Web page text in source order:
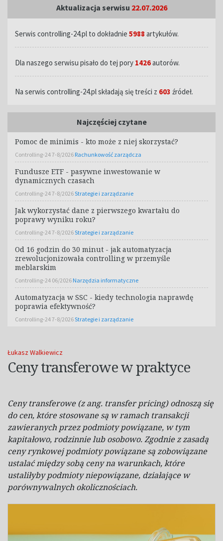
Łukasz Walkiewicz
Ceny transferowe w praktyce
Ceny transferowe (z ang. transfer pricing) odnoszą się
do cen, które stosowane są wramach transakcji
zawieranych przez podmioty powiązane, w tym
kapitałowo, rodzinnie lub osobowo. Zgodnie zzasadą
ceny rynkowej podmioty powiązane są zobowiązane
ustalać między sobą ceny na warunkach, które
ustaliłyby podmioty niepowiązane, działające w
porównywalnych okolicznościach.
Aktualizacja serwisu 22.07.2026
Serwis controlling-24.pl to dokładnie 5988 artykułów.
Dla naszego serwisu pisało do tej pory 1426autorów.
Na serwis controlling-24.pl składają się treści z 603 źródeł.
Najczęściej czytane
Pomoc de minimis - kto może z niej skorzystać?
Controlling-24 7-8/2026 Rachunkowość zarządcza
Fundusze ETF - pasywne inwestowanie w
dynamicznych czasach
Controlling-24 7-8/2026Strategie i zarządzanie
Jak wykorzystać dane z pierwszego kwartału do
poprawy wyniku roku?
Controlling-24 7-8/2026Strategie i zarządzanie
Od 16 godzin do 30 minut - jak automatyzacja
zrewolucjonizowała controlling w przemyśle
meblarskim
Controlling-24 06/2026 Narzędzia informatyczne
Automatyzacja w SSC - kiedy technologia naprawdę
poprawia efektywność?
Controlling-24 7-8/2026Strategie i zarządzanie